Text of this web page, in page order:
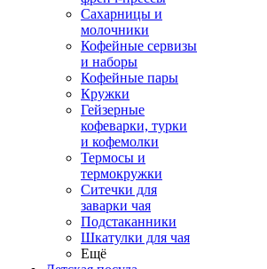
Сахарницы и
молочники
Кофейные сервизы
и наборы
Кофейные пары
Кружки
Гейзерные
кофеварки, турки
и кофемолки
Термосы и
термокружки
Ситечки для
заварки чая
Подстаканники
Шкатулки для чая
Ещё